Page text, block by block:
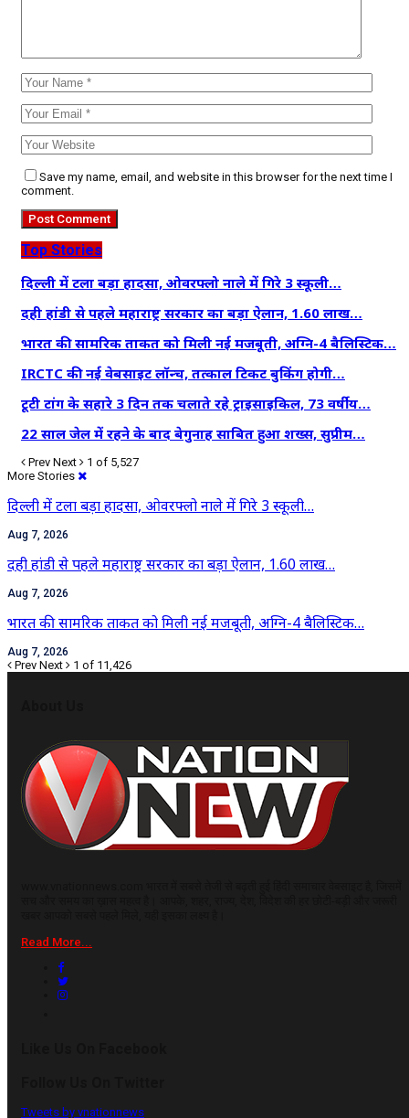
Save my name, email, and website in this browser for the next time I
comment.
Top Stories
दिल्ली में टला बड़ा हादसा, ओवरफ्लो नाले में गिरे 3 स्कूली…
दही हांडी से पहले महाराष्ट्र सरकार का बड़ा ऐलान, 1.60 लाख…
भारत की सामरिक ताकत को मिली नई मजबूती, अग्नि-4 बैलिस्टिक…
IRCTC की नई वेबसाइट लॉन्च, तत्काल टिकट बुकिंग होगी…
टूटी टांग के सहारे 3 दिन तक चलाते रहे ट्राइसाइकिल, 73 वर्षीय…
22 साल जेल में रहने के बाद बेगुनाह साबित हुआ शख्स, सुप्रीम…
Prev Next
1 of 5,527
More Stories
दिल्ली में टला बड़ा हादसा, ओवरफ्लो नाले में गिरे 3 स्कूली…
Aug 7, 2026
दही हांडी से पहले महाराष्ट्र सरकार का बड़ा ऐलान, 1.60 लाख…
Aug 7, 2026
भारत की सामरिक ताकत को मिली नई मजबूती, अग्नि-4 बैलिस्टिक…
Aug 7, 2026
Prev Next 1 of 11,426
Read More...
Tweets by vnationnews